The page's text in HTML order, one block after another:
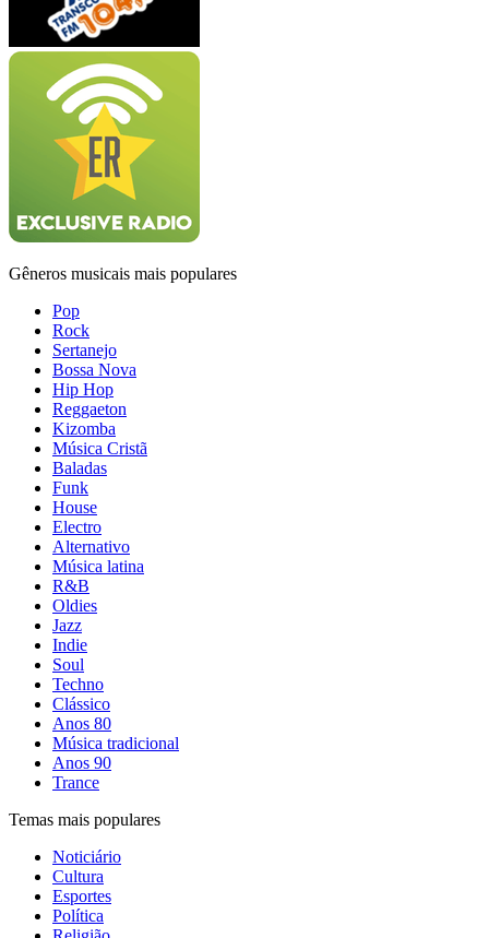
Gêneros musicais mais populares
Pop
Rock
Sertanejo
Bossa Nova
Hip Hop
Reggaeton
Kizomba
Música Cristã
Baladas
Funk
House
Electro
Alternativo
Música latina
R&B
Oldies
Jazz
Indie
Soul
Techno
Clássico
Anos 80
Música tradicional
Anos 90
Trance
Temas mais populares
Noticiário
Cultura
Esportes
Política